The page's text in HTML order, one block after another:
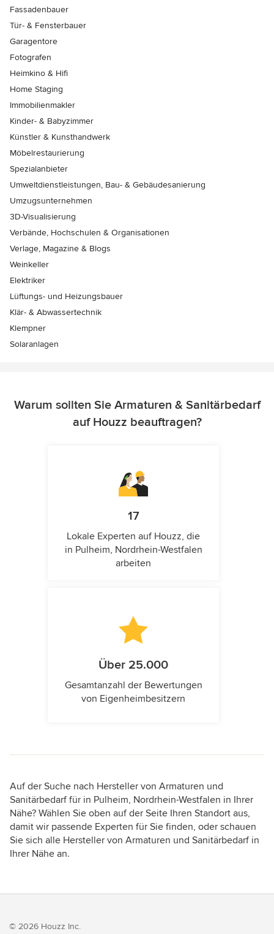
Fassadenbauer
Tür- & Fensterbauer
Garagentore
Fotografen
Heimkino & Hifi
Home Staging
Immobilienmakler
Kinder- & Babyzimmer
Künstler & Kunsthandwerk
Möbelrestaurierung
Spezialanbieter
Umweltdienstleistungen, Bau- & Gebäudesanierung
Umzugsunternehmen
3D-Visualisierung
Verbände, Hochschulen & Organisationen
Verlage, Magazine & Blogs
Weinkeller
Elektriker
Lüftungs- und Heizungsbauer
Klär- & Abwassertechnik
Klempner
Solaranlagen
Warum sollten Sie Armaturen & Sanitärbedarf
auf Houzz beauftragen?
17
Lokale Experten auf Houzz, die
in Pulheim, Nordrhein-Westfalen
arbeiten
Über 25.000
Gesamtanzahl der Bewertungen
von Eigenheimbesitzern
Auf der Suche nach Hersteller von Armaturen und
Sanitärbedarf für in Pulheim, Nordrhein-Westfalen in Ihrer
Nähe? Wählen Sie oben auf der Seite Ihren Standort aus,
damit wir passende Experten für Sie finden, oder schauen
Sie sich alle Hersteller von Armaturen und Sanitärbedarf in
Ihrer Nähe an.
© 2026 Houzz Inc.